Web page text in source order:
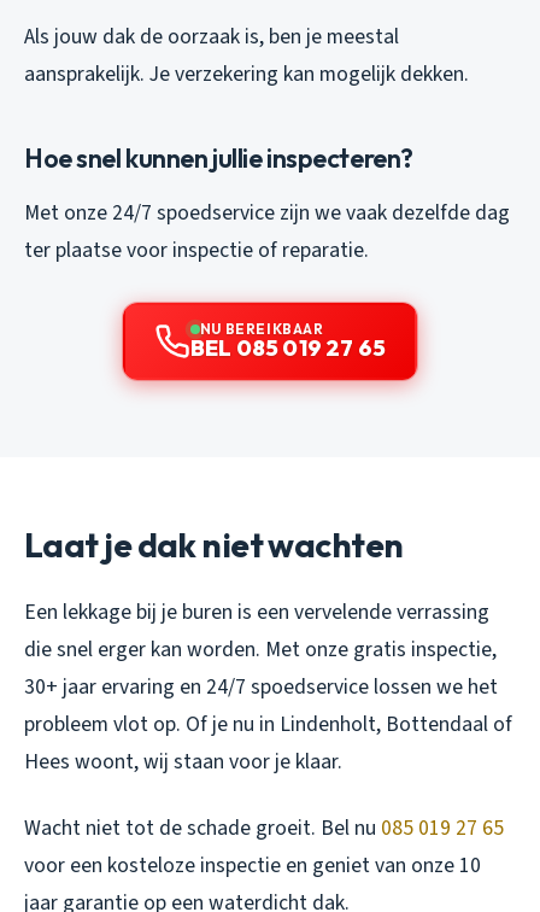
Als jouw dak de oorzaak is, ben je meestal
aansprakelijk. Je verzekering kan mogelijk dekken.
Hoe snel kunnen jullie inspecteren?
Met onze 24/7 spoedservice zijn we vaak dezelfde dag
ter plaatse voor inspectie of reparatie.
NU BEREIKBAAR
BEL 085 019 27 65
Laat je dak niet wachten
Een lekkage bij je buren is een vervelende verrassing
die snel erger kan worden. Met onze gratis inspectie,
30+ jaar ervaring en 24/7 spoedservice lossen we het
probleem vlot op. Of je nu in Lindenholt, Bottendaal of
Hees woont, wij staan voor je klaar.
Wacht niet tot de schade groeit. Bel nu 085 019 27 65
voor een kosteloze inspectie en geniet van onze 10
jaar garantie op een waterdicht dak.